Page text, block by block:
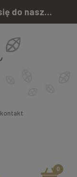
5% RABATU za zapisanie się do naszego newslettera
kontakt